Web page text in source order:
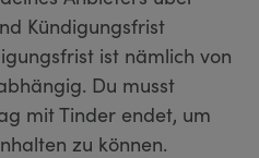
Kündigungsfrist
ist nämlich von
Du musst
mit Tinder endet, um
zu können.